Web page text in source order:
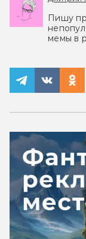
Пишу
мемы в